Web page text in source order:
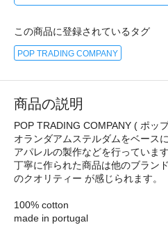
この商品に登録されているタグ
POP TRADING COMPANY
商品の説明
POP TRADING COMPANY ( ポッ
オランダアムステルダムをベース
アパレルの製作などを行っています
丁寧に作られた商品は他のブラン
のクオリティー が感じられます。
100% cotton
made in portugal